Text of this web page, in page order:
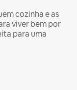
cozinha e as
viver bem por
para uma